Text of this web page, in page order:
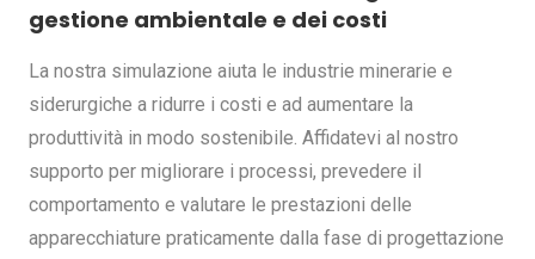
gestione ambientale e dei costi
La nostra simulazione aiuta le industrie minerarie e
siderurgiche a ridurre i costi e ad aumentare la
produttività in modo sostenibile. Affidatevi al nostro
supporto per migliorare i processi, prevedere il
comportamento e valutare le prestazioni delle
apparecchiature praticamente dalla fase di progettazione